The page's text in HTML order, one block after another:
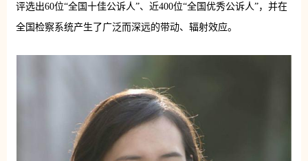
评选出60位“全国十佳公诉人”、近400位“全国优秀公诉人”，并在
全国检察系统产生了广泛而深远的带动、辐射效应。